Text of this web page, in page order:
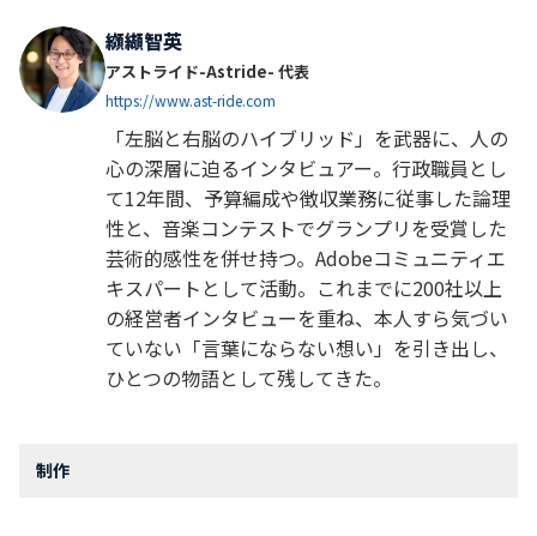
纐纈智英
アストライド-Astride- 代表
https://www.ast-ride.com⁠
「左脳と右脳のハイブリッド」を武器に、人の
心の深層に迫るインタビュアー。行政職員とし
て12年間、予算編成や徴収業務に従事した論理
性と、音楽コンテストでグランプリを受賞した
芸術的感性を併せ持つ。Adobeコミュニティエ
キスパートとして活動。これまでに200社以上
の経営者インタビューを重ね、本人すら気づい
ていない「言葉にならない想い」を引き出し、
ひとつの物語として残してきた。
制作